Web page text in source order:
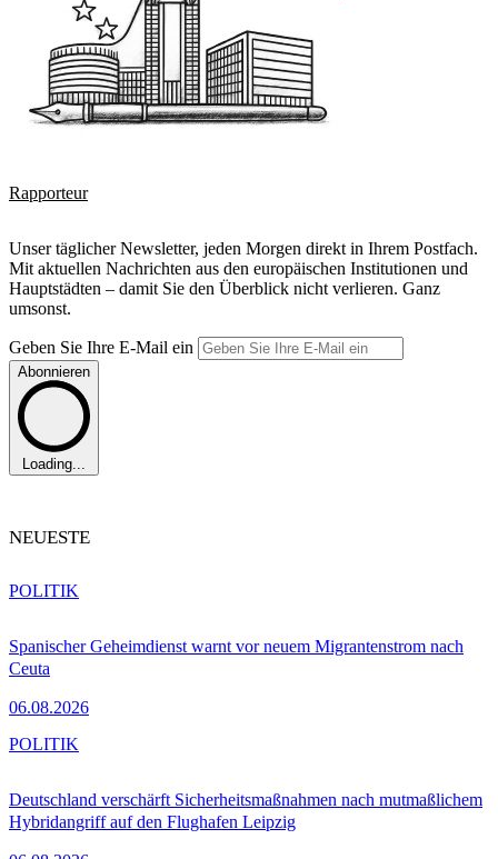
Rapporteur
Unser täglicher Newsletter, jeden Morgen direkt in Ihrem Postfach.
Mit aktuellen Nachrichten aus den europäischen Institutionen und
Hauptstädten – damit Sie den Überblick nicht verlieren. Ganz
umsonst.
Geben Sie Ihre E-Mail ein
Abonnieren
Loading...
NEUESTE
Spanischer Geheimdienst warnt vor neuem Migrantenstrom nach
Ceuta
06.08.2026
POLITIK
Deutschland verschärft Sicherheitsmaßnahmen nach mutmaßlichem
Hybridangriff auf den Flughafen Leipzig
POLITIK